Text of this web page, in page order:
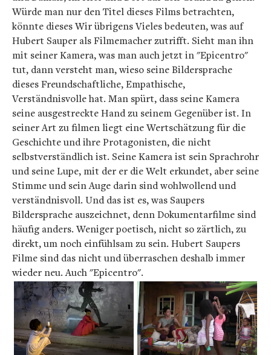
Würde man nur den Titel dieses Films betrachten,
könnte dieses Wir übrigens Vieles bedeuten, was auf
Hubert Sauper als Filmemacher zutrifft. Sieht man ihn
mit seiner Kamera, was man auch jetzt in "Epicentro"
tut, dann versteht man, wieso seine Bildersprache
dieses Freundschaftliche, Empathische,
Verständnisvolle hat. Man spürt, dass seine Kamera
seine ausgestreckte Hand zu seinem Gegenüber ist. In
seiner Art zu filmen liegt eine Wertschätzung für die
Geschichte und ihre Protagonisten, die nicht
selbstverständlich ist. Seine Kamera ist sein Sprachrohr
und seine Lupe, mit der er die Welt erkundet, aber seine
Stimme und sein Auge darin sind wohlwollend und
verständnisvoll. Und das ist es, was Saupers
Bildersprache auszeichnet, denn Dokumentarfilme sind
häufig anders. Weniger poetisch, nicht so zärtlich, zu
direkt, um noch einfühlsam zu sein. Hubert Saupers
Filme sind das nicht und überraschen deshalb immer
wieder neu. Auch "Epicentro".